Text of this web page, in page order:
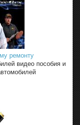
ремонту
видео пособия и